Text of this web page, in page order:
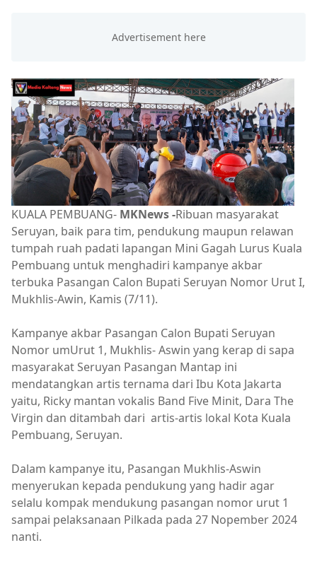
KUALA PEMBUANG- MKNews -Ribuan masyarakat
Seruyan, baik para tim, pendukung maupun relawan
tumpah ruah padati lapangan Mini Gagah Lurus Kuala
Pembuang untuk menghadiri kampanye akbar
terbuka Pasangan Calon Bupati Seruyan Nomor Urut I,
Mukhlis-Awin, Kamis (7/11).
Kampanye akbar Pasangan Calon Bupati Seruyan
Nomor umUrut 1, Mukhlis- Aswin yang kerap di sapa
masyarakat Seruyan Pasangan Mantap ini
mendatangkan artis ternama dari Ibu Kota Jakarta
yaitu, Ricky mantan vokalis Band Five Minit, Dara The
Virgin dan ditambah dari artis-artis lokal Kota Kuala
Pembuang, Seruyan.
Dalam kampanye itu, Pasangan Mukhlis-Aswin
menyerukan kepada pendukung yang hadir agar
selalu kompak mendukung pasangan nomor urut 1
sampai pelaksanaan Pilkada pada 27 Nopember 2024
nanti.